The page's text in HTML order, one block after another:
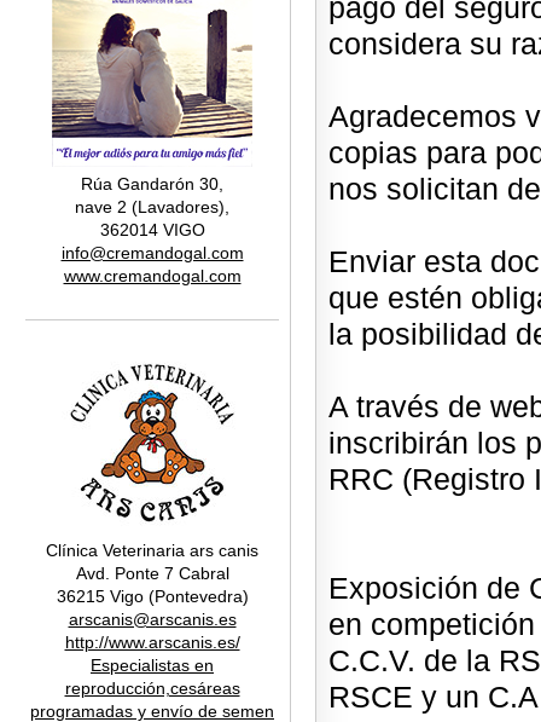
Rúa Gandarón 30,
nave 2 (Lavadores),
362014 VIGO
info@cremandogal.com
www.cremandogal.com
Clínica Veterinaria ars canis
Avd. Ponte 7 Cabral
36215 Vigo (Pontevedra)
arscanis@arscanis.es
http://www.arscanis.es/
Especialistas en
reproducción,cesáreas
programadas y envío de semen
pago del
considera su
Agradecemos
copias para
nos solicitan
Enviar esta
que estén
la posibilidad
A través de
inscribirán los
RRC (Registro
Exposición de
en
C.C.V. de la
RSCE y un